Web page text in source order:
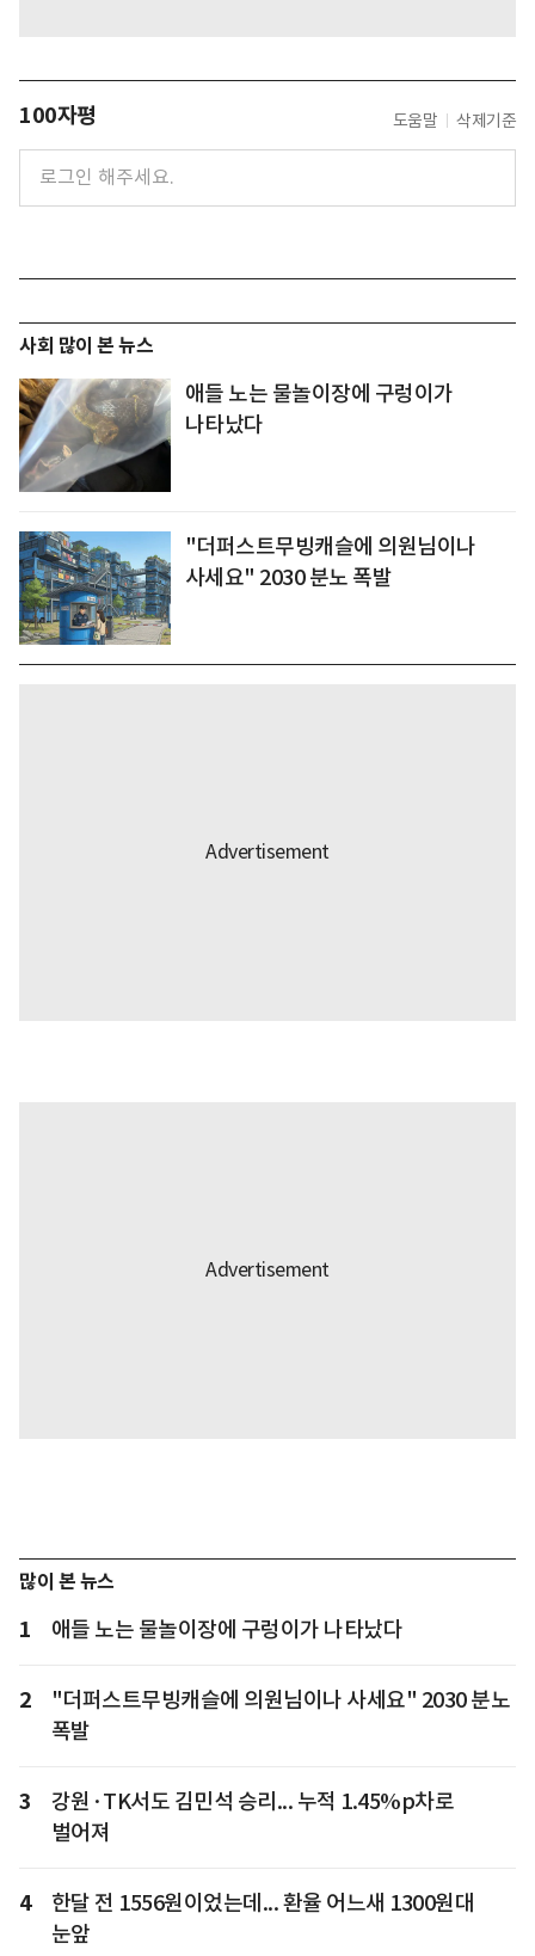
100자평 도움말 삭제기준
사회 많이 본 뉴스
애들 노는 물놀이장에 구렁이가
나타났다
"더퍼스트무빙캐슬에 의원님이나
사세요" 2030 분노 폭발
많이 본 뉴스
1 애들 노는 물놀이장에 구렁이가 나타났다
2
"더퍼스트무빙캐슬에 의원님이나 사세요" 2030 분노
폭발
3
강원·TK서도 김민석 승리... 누적 1.45%p차로
벌어져
4
한달 전 1556원이었는데... 환율 어느새 1300원대
눈앞